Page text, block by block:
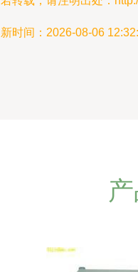
时间：2026-08-06